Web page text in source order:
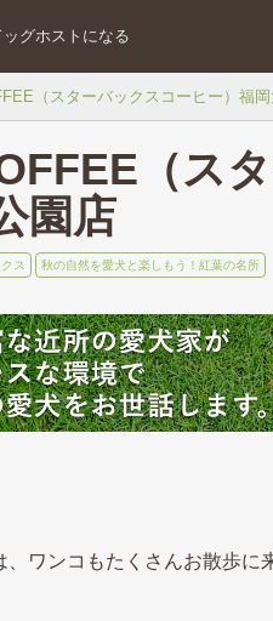
ッグホストになる
（スターバックスコーヒー）福
（ス
園店
ス 秋の自然を愛犬と楽しもう！紅葉の名所
ワンコもたくさんお散歩に